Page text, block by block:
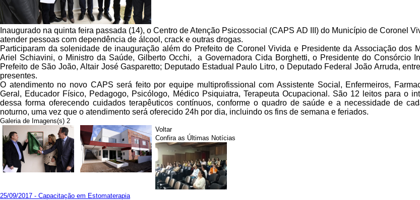
Inaugurado na quinta feira passada (14), o Centro de Atenção Psicossocial (CAPS AD III) do Município de Coronel
atender pessoas com dependência de álcool, crack e outras drogas.
Participaram da solenidade de inauguração além do Prefeito de Coronel Vivida e Presidente da Associação dos
Ariel Schiavini, o Ministro da Saúde, Gilberto Occhi, a Governadora Cida Borghetti, o Presidente do Consórcio
Prefeito de São João, Altair José Gasparetto; Deputado Estadual Paulo Litro, o Deputado Federal João Arruda,
presentes.
O atendimento no novo CAPS será feito por equipe multiprofissional com Assistente Social, Enfermeiros,
Geral, Educador Físico, Pedagogo, Psicólogo, Médico Psiquiatra, Terapeuta Ocupacional. São 12 leitos para o
dessa forma oferecendo cuidados terapêuticos contínuos, conforme o quadro de saúde e a necessidade de
noturno, uma vez que o atendimento será oferecido 24h por dia, incluindo os fins de semana e feriados.
Galeria de Imagens(s) 2
Voltar
Confira as Últimas Notícias
25/09/2017 - Capacitação em Estomaterapia